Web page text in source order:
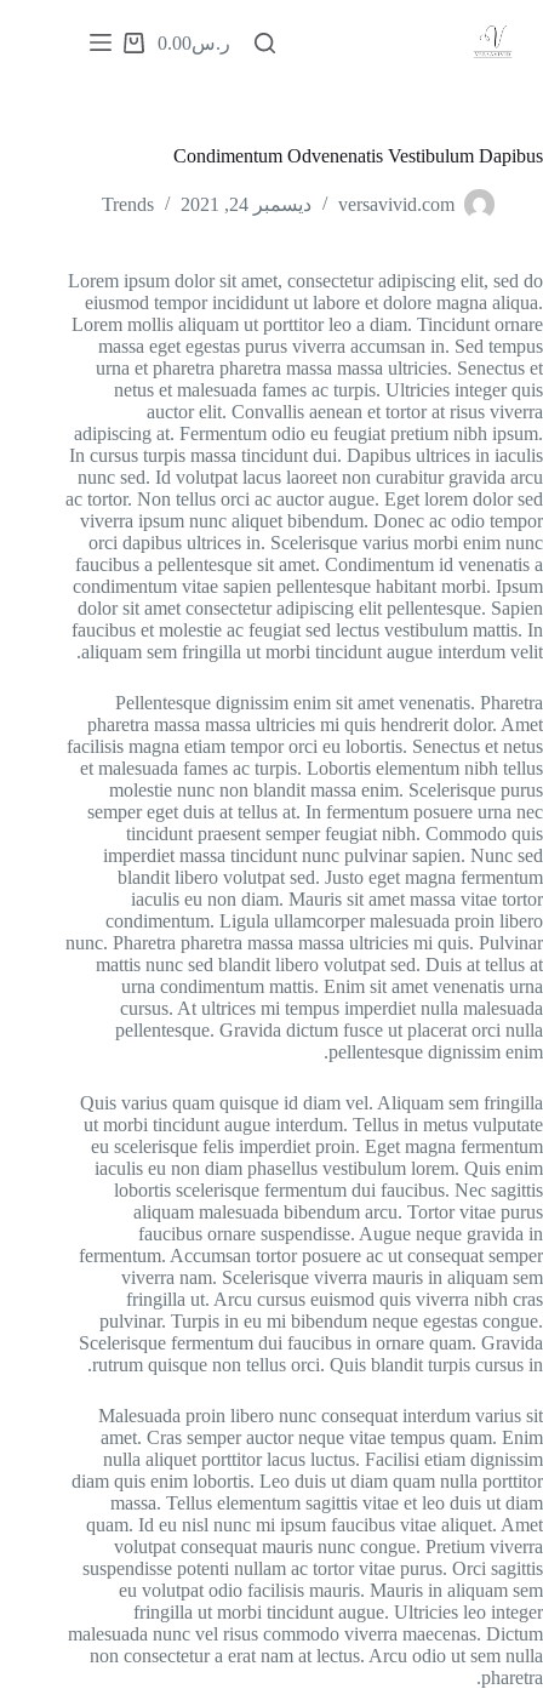
خدمة تدلل
من نحن
شحن مجاني في حال الطلب ب 700 ريال أو أكثر للشحن
أو أكثر للشحن المحلي
تعرف على منتجاتنا
Username or Email Address
Remember Me Forgot Password?
إثبات إنسانيتك
2 + 9 =
Log In
Username or Email Address
Get New Password
← Back to login
ر.س0.00
Condimentum Odvenenatis Vestibulum Dapibus
versavivid.com ديسمبر 24, 2021 Trends
Lorem ipsum dolor sit amet, consectetur adipiscing elit, sed do
eiusmod tempor incididunt ut labore et dolore magna aliqua.
Lorem mollis aliquam ut porttitor leo a diam. Tincidunt ornare
massa eget egestas purus viverra accumsan in. Sed tempus
urna et pharetra pharetra massa massa ultricies. Senectus et
netus et malesuada fames ac turpis. Ultricies integer quis
auctor elit. Convallis aenean et tortor at risus viverra
adipiscing at. Fermentum odio eu feugiat pretium nibh ipsum.
In cursus turpis massa tincidunt dui. Dapibus ultrices in iaculis
nunc sed. Id volutpat lacus laoreet non curabitur gravida arcu
ac tortor. Non tellus orci ac auctor augue. Eget lorem dolor sed
viverra ipsum nunc aliquet bibendum. Donec ac odio tempor
orci dapibus ultrices in. Scelerisque varius morbi enim nunc
faucibus a pellentesque sit amet. Condimentum id venenatis a
condimentum vitae sapien pellentesque habitant morbi. Ipsum
dolor sit amet consectetur adipiscing elit pellentesque. Sapien
faucibus et molestie ac feugiat sed lectus vestibulum mattis. In
aliquam sem fringilla ut morbi tincidunt augue interdum velit.
Pellentesque dignissim enim sit amet venenatis. Pharetra
pharetra massa massa ultricies mi quis hendrerit dolor. Amet
facilisis magna etiam tempor orci eu lobortis. Senectus et netus
et malesuada fames ac turpis. Lobortis elementum nibh tellus
molestie nunc non blandit massa enim. Scelerisque purus
semper eget duis at tellus at. In fermentum posuere urna nec
tincidunt praesent semper feugiat nibh. Commodo quis
imperdiet massa tincidunt nunc pulvinar sapien. Nunc sed
blandit libero volutpat sed. Justo eget magna fermentum
iaculis eu non diam. Mauris sit amet massa vitae tortor
condimentum. Ligula ullamcorper malesuada proin libero
nunc. Pharetra pharetra massa massa ultricies mi quis. Pulvinar
mattis nunc sed blandit libero volutpat sed. Duis at tellus at
urna condimentum mattis. Enim sit amet venenatis urna
cursus. At ultrices mi tempus imperdiet nulla malesuada
pellentesque. Gravida dictum fusce ut placerat orci nulla
pellentesque dignissim enim.
Quis varius quam quisque id diam vel. Aliquam sem fringilla
ut morbi tincidunt augue interdum. Tellus in metus vulputate
eu scelerisque felis imperdiet proin. Eget magna fermentum
iaculis eu non diam phasellus vestibulum lorem. Quis enim
lobortis scelerisque fermentum dui faucibus. Nec sagittis
aliquam malesuada bibendum arcu. Tortor vitae purus
faucibus ornare suspendisse. Augue neque gravida in
fermentum. Accumsan tortor posuere ac ut consequat semper
viverra nam. Scelerisque viverra mauris in aliquam sem
fringilla ut. Arcu cursus euismod quis viverra nibh cras
pulvinar. Turpis in eu mi bibendum neque egestas congue.
Scelerisque fermentum dui faucibus in ornare quam. Gravida
rutrum quisque non tellus orci. Quis blandit turpis cursus in.
Malesuada proin libero nunc consequat interdum varius sit
amet. Cras semper auctor neque vitae tempus quam. Enim
nulla aliquet porttitor lacus luctus. Facilisi etiam dignissim
diam quis enim lobortis. Leo duis ut diam quam nulla porttitor
massa. Tellus elementum sagittis vitae et leo duis ut diam
quam. Id eu nisl nunc mi ipsum faucibus vitae aliquet. Amet
volutpat consequat mauris nunc congue. Pretium viverra
suspendisse potenti nullam ac tortor vitae purus. Orci sagittis
eu volutpat odio facilisis mauris. Mauris in aliquam sem
fringilla ut morbi tincidunt augue. Ultricies leo integer
malesuada nunc vel risus commodo viverra maecenas. Dictum
non consectetur a erat nam at lectus. Arcu odio ut sem nulla
pharetra.